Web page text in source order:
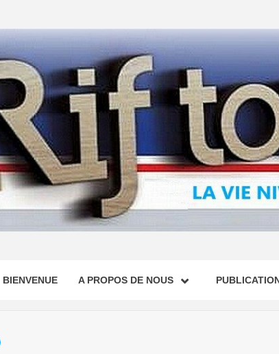
BIENVENUE A PROPOS DE NOUS